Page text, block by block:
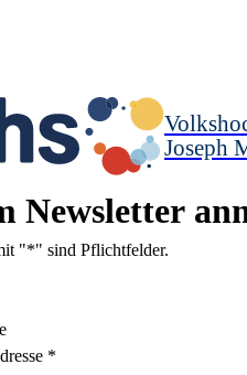
Joseph
Newsletter
"*" sind Pflichtfelder.
*